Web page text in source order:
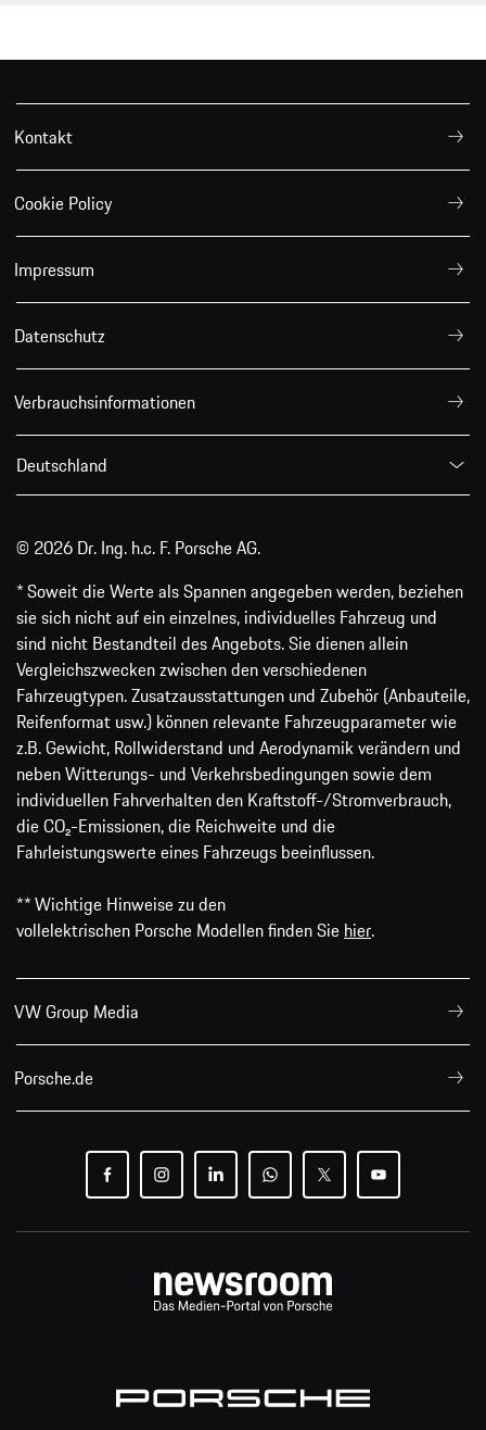
Kontakt
Cookie Policy
Impressum
Datenschutz
Verbrauchsinformationen
Deutschland
© 2026 Dr. Ing. h.c. F. Porsche AG.
* Soweit die Werte als Spannen angegeben werden, beziehen
sie sich nicht auf ein einzelnes, individuelles Fahrzeug und
sind nicht Bestandteil des Angebots. Sie dienen allein
Vergleichszwecken zwischen den verschiedenen
Fahrzeugtypen. Zusatzausstattungen und Zubehör (Anbauteile,
Reifenformat usw.) können relevante Fahrzeugparameter wie
z.B. Gewicht, Rollwiderstand und Aerodynamik verändern und
neben Witterungs- und Verkehrsbedingungen sowie dem
individuellen Fahrverhalten den Kraftstoff-/Stromverbrauch,
die CO₂-Emissionen, die Reichweite und die
Fahrleistungswerte eines Fahrzeugs beeinflussen.
** Wichtige Hinweise zu den
vollelektrischen Porsche Modellen finden Sie hier.
VW Group Media
Porsche.de